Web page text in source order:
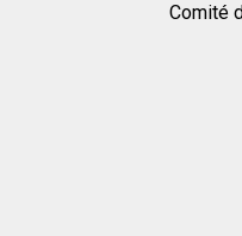
Comité